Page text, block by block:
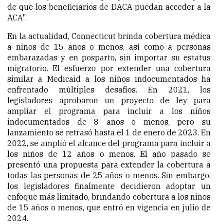
de que los beneficiarios de DACA puedan acceder a la
ACA".
En la actualidad, Connecticut brinda cobertura médica
a niños de 15 años o menos, así como a personas
embarazadas y en posparto, sin importar su estatus
migratorio. El esfuerzo por extender una cobertura
similar a Medicaid a los niños indocumentados ha
enfrentado múltiples desafíos. En 2021, los
legisladores aprobaron un proyecto de ley para
ampliar el programa para incluir a los niños
indocumentados de 8 años o menos, pero su
lanzamiento se retrasó hasta el 1 de enero de 2023. En
2022, se amplió el alcance del programa para incluir a
los niños de 12 años o menos. El año pasado se
presentó una propuesta para extender la cobertura a
todas las personas de 25 años o menos. Sin embargo,
los legisladores finalmente decidieron adoptar un
enfoque más limitado, brindando cobertura a los niños
de 15 años o menos, que entró en vigencia en julio de
2024.